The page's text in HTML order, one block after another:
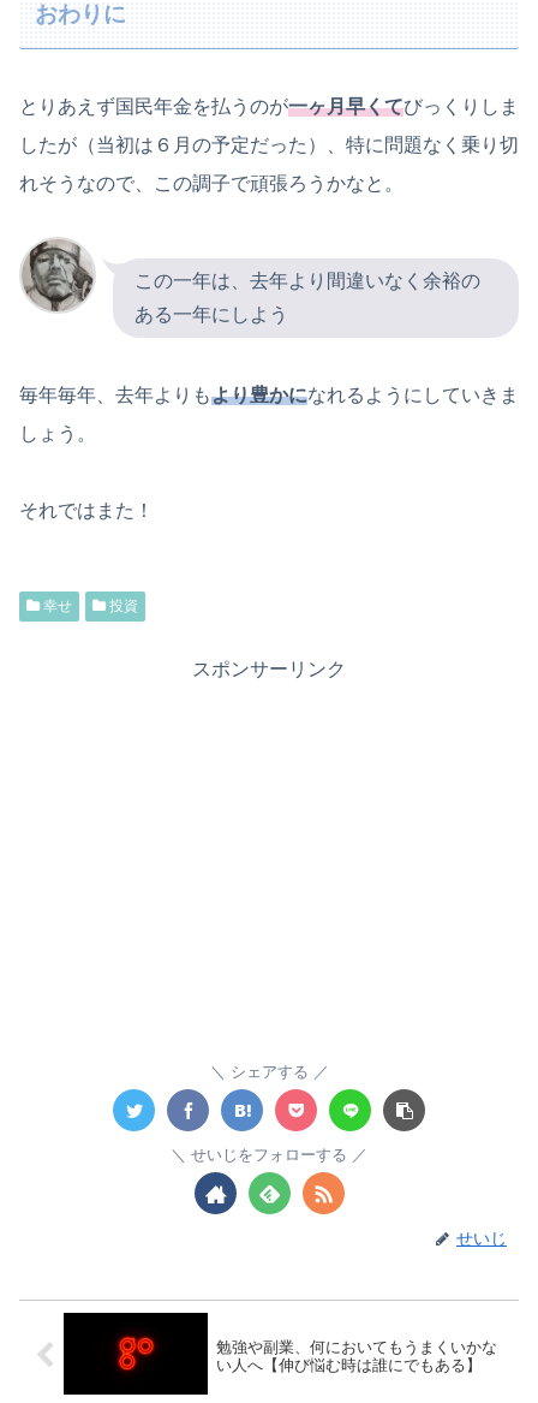
おわりに
とりあえず国民年金を払うのが一ヶ月早くてびっくりしま
したが（当初は６月の予定だった）、特に問題なく乗り切
れそうなので、この調子で頑張ろうかなと。
この一年は、去年より間違いなく余裕の
ある一年にしよう
毎年毎年、去年よりもより豊かになれるようにしていきま
しょう。
それではまた！
幸せ 投資
スポンサーリンク
シェアする
せいじをフォローする
せいじ
勉強や副業、何においてもうまくいかな
い人へ【伸び悩む時は誰にでもある】